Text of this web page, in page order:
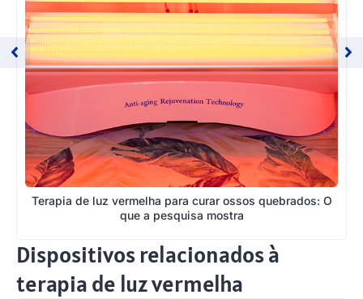
Terapia de luz vermelha para curar ossos quebrados: O
que a pesquisa mostra
Dispositivos relacionados à
terapia de luz vermelha